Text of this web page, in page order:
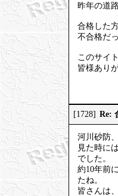
昨年の道
合格した
不合格だ
このサイ
皆様あり
[1728] Re:
河川砂防
見た時に
でした。
約10年前
たね。
皆さんは